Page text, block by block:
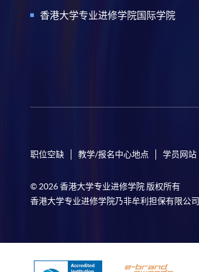
香港大学专业进修学院国际学院
职位空缺 教学/报名中心地点 学员网站
© 2026 香港大学专业进修学院 版权所有
香港大学专业进修学院乃非牟利担保有限公司